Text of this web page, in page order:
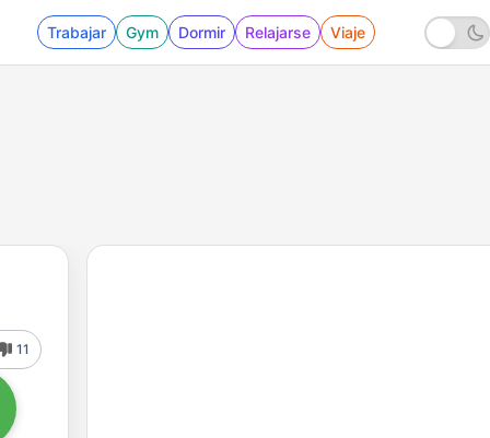
Trabajar Gym Dormir Relajarse Viaje
11